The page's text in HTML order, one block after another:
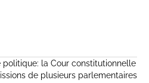
politique: la Cour constitutionnelle
de plusieurs parlementaires